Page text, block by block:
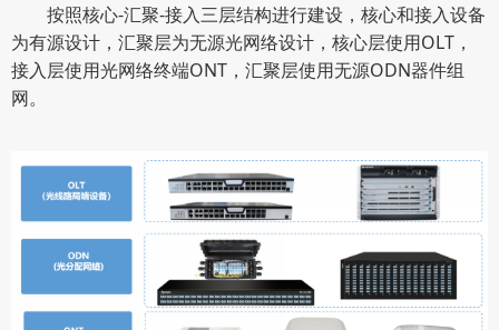
按照核心-汇聚-接入三层结构进行建设，核心和接入设备
为有源设计，汇聚层为无源光网络设计，核心层使用OLT，
接入层使用光网络终端ONT，汇聚层使用无源ODN器件组
网。